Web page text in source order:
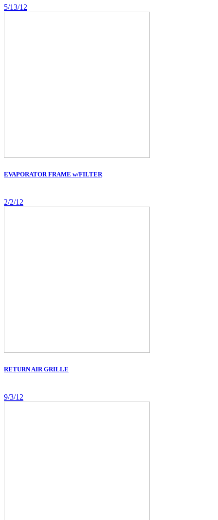
5/13/12
EVAPORATOR FRAME w/FILTER
2/2/12
RETURN AIR GRILLE
9/3/12